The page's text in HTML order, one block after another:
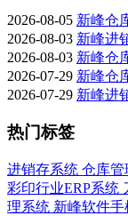
2026-08-05 新峰仓
2026-08-03 新峰进
2026-08-03 新峰仓
2026-07-29 新峰仓
2026-07-29 新峰进
热门标签
进销存系统 仓库管
彩印行业ERP系统
理系统 新峰软件